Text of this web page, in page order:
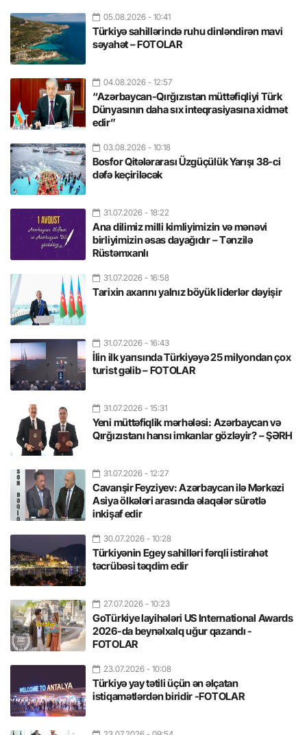
05.08.2026 - 10:41
Türkiyə sahillərində ruhu dinləndirən mavi
səyahət – FOTOLAR
04.08.2026 - 12:57
“Azərbaycan-Qırğızıstan müttəfiqliyi Türk
Dünyasının daha sıx inteqrasiyasına xidmət
edir”
03.08.2026 - 10:18
Bosfor Qitələrarası Üzgüçülük Yarışı 38-ci
dəfə keçiriləcək
31.07.2026 - 18:22
Ana dilimiz milli kimliyimizin və mənəvi
birliyimizin əsas dayağıdır – Tənzilə
Rüstəmxanlı
31.07.2026 - 16:58
Tarixin axarını yalnız böyük liderlər dəyişir
31.07.2026 - 16:43
İlin ilk yarısında Türkiyəyə 25 milyondan çox
turist gəlib – FOTOLAR
31.07.2026 - 15:31
Yeni müttəfiqlik mərhələsi: Azərbaycan və
Qırğızıstanı hansı imkanlar gözləyir? – ŞƏRH
31.07.2026 - 12:27
Cavanşir Feyziyev: Azərbaycan ilə Mərkəzi
Asiya ölkələri arasında əlaqələr sürətlə
inkişaf edir
30.07.2026 - 10:28
Türkiyənin Egey sahilləri fərqli istirahət
təcrübəsi təqdim edir
27.07.2026 - 10:23
GoTürkiye layihələri US International Awards
2026-da beynəlxalq uğur qazandı -
FOTOLAR
23.07.2026 - 10:08
Türkiyə yay tətili üçün ən əlçatan
istiqamətlərdən biridir -FOTOLAR